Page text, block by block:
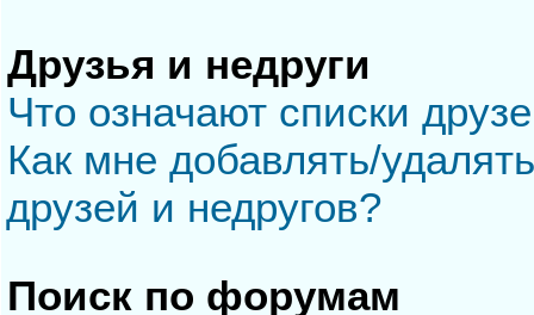
Друзья и недруги
Что означают списки
Как мне добавлять/
друзей и недругов?
Поиск по форумам